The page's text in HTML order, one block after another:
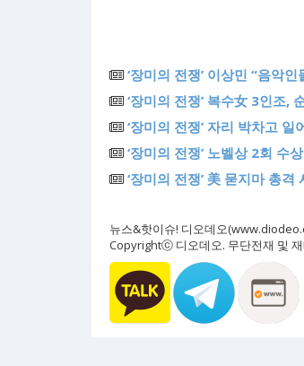
‘장미의 전쟁’ 이상민 “음악
‘장미의 전쟁’ 복수女 3인조,
‘장미의 전쟁’ 자리 박차고
‘장미의 전쟁’ 노벨상 2회 수
‘장미의 전쟁’ 美 묻지마 총
뉴스&핫이슈! 디오데오
Copyrightⓒ 디오데오. 무단전재 및 재